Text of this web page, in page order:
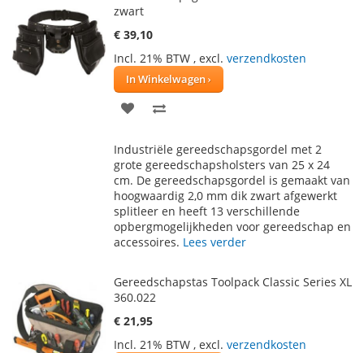
zwart
€ 39,10
Incl. 21% BTW , excl. verzendkosten
In Winkelwagen
VOEG
AAN
VERLANGLIJST
TE
VERGELIJKEN
Industriële gereedschapsgordel met 2
grote gereedschapsholsters van 25 x 24
cm. De gereedschapsgordel is gemaakt van
hoogwaardig 2,0 mm dik zwart afgewerkt
splitleer en heeft 13 verschillende
opbergmogelijkheden voor gereedschap en
accessoires. Lees verder
Gereedschapstas Toolpack Classic Series XL
360.022
€ 21,95
Incl. 21% BTW , excl. verzendkosten